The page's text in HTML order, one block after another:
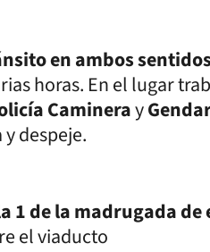
en ambos sentidos
horas. En el lugar
Camineray
despeje.
de la madrugada de
el viaducto